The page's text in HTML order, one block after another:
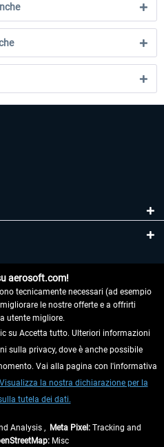
aerosoft.com!
tecnicamente necessari (ad esempio
le nostre offerte e a offrirti
utente migliore.
su Accetta tutto. Ulteriori informazioni
sulla privacy, dove è anche possibile
Vai alla pagina con l'informativa
Visualizza la nostra dichiarazione per la
tutela dei dati.
Analysis , Meta Pixel: Tracking and
Misc